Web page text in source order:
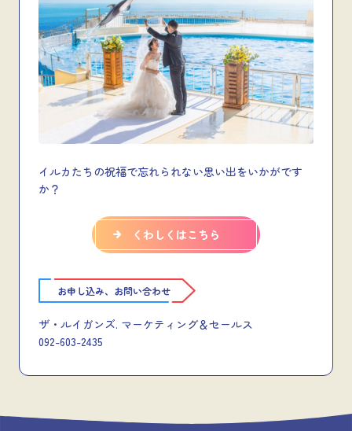
イルカたちの祝福で忘れられない思い出をいかがです
か？
くわしくはこちら
お申し込み、お問い合わせ
ザ・ルイガンズ. マーケティング＆セールス
092-603-2435